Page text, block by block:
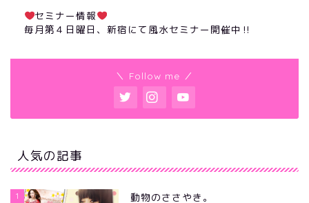
セミナー情報
毎月第４日曜日、新宿にて風水セミナー開催中‼︎
＼ Follow me ／
人気の記事
1 動物のささやき。